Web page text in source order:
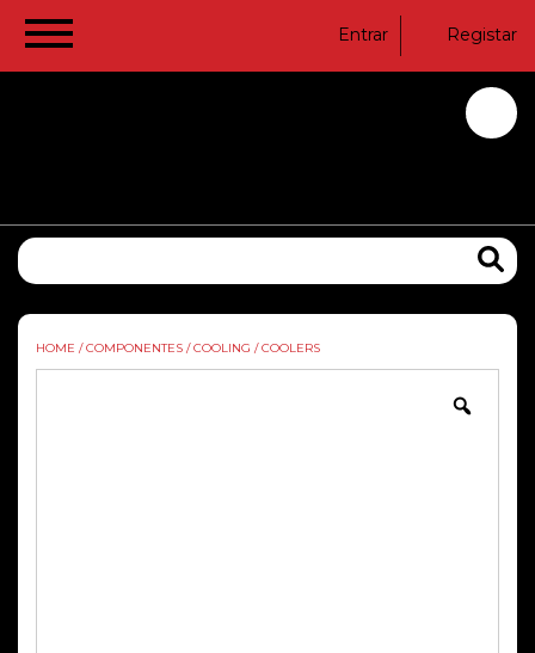
Entrar Registar
HOME / COMPONENTES / COOLING / COOLERS